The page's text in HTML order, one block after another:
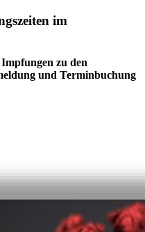
im
zu den
und Terminbuchung